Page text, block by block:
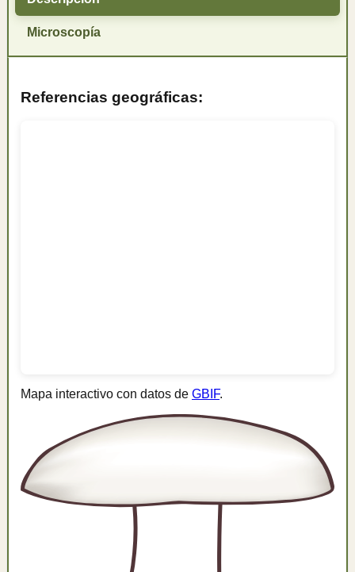
Microscopía
Referencias geográficas:
Mapa interactivo con datos de GBIF.